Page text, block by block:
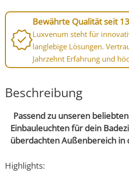
Bewährte Qualität seit
Luxvenum steht für
langlebige Lösungen.
Jahrzehnt Erfahrung und
Beschreibung
Passend zu unseren
Einbauleuchten für dein
überdachten Außenbereich in
Highlights: